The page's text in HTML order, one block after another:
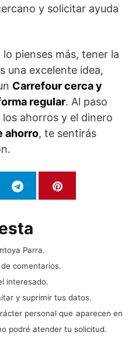
y solicitar ayuda
pienses más, tener la
una excelente idea,
Carrefour cerca y
regular. Al paso
ahorros y el dinero
ahorro, te sentirás
Parra.
comentarios.
interesado.
y suprimir tus datos.
personal que aparecen en
podré atender tu solicitud.